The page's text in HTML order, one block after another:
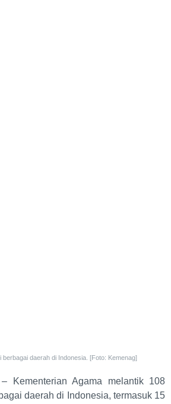
berbagai daerah di Indonesia. [Foto: Kemenag]
– Kementerian Agama melantik 108
daerah di Indonesia, termasuk 15